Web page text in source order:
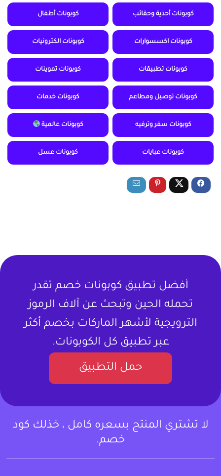
كوبونات أحذية وحقائب كوبونات أطفال
كوبونات اكسسوارات كوبونات الكترونيات
كوبونات تطبيقات كوبونات تموينات
كوبونات توصيل ومطاعم كوبونات خدمات
كوبونات سفر وترفيه كوبونات عالمية
كوبونات عبايات كوبونات عسل
أفضل تطبيق كوبونات خصم تقدر
تحمله الحين وتبحث عن آلاف الرموز
الترويجية لأشهر الماركات بخصم أكثر
عبر تطبيق كل الكوبونات.
حمل التطبيق
لا تشتري المنتج بسعره كامل ، خذلك كود
خصم.